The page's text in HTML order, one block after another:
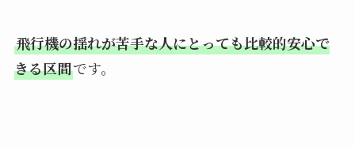
飛行機の揺れが苦手な人にとっても比較的安心で
きる区間です。